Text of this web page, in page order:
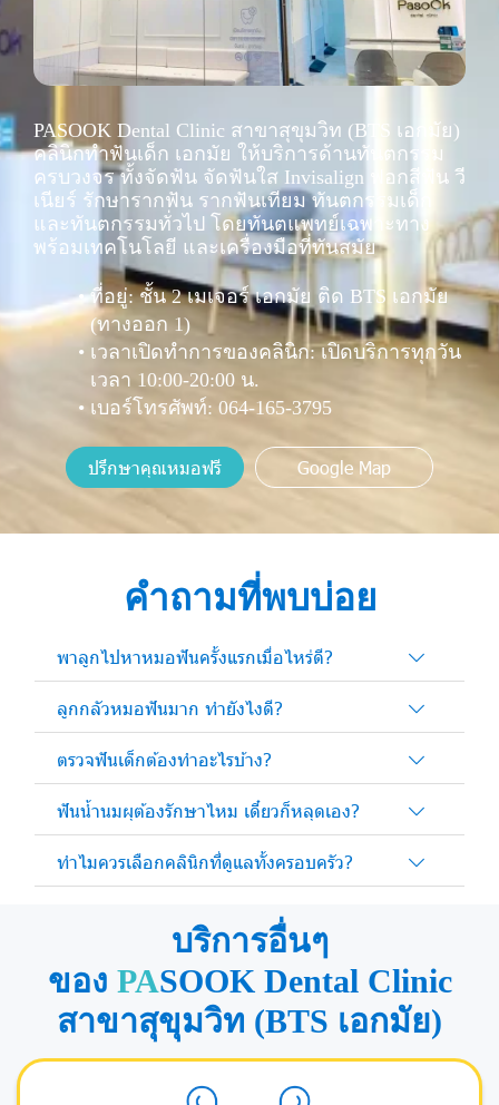
PASOOK Dental Clinic สาขาสุขุมวิท (BTS เอกมัย)
คลินิกทำฟันเด็ก เอกมัย ให้บริการด้านทันตกรรม
ครบวงจร ทั้งจัดฟัน จัดฟันใส Invisalign ฟอกสีฟัน วี
เนียร์ รักษารากฟัน รากฟันเทียม ทันตกรรมเด็ก
และทันตกรรมทั่วไป โดยทันตแพทย์เฉพาะทาง
พร้อมเทคโนโลยี และเครื่องมือที่ทันสมัย
ที่อยู่: ชั้น 2 เมเจอร์ เอกมัย ติด BTS เอกมัย
(ทางออก 1)
เวลาเปิดทำการของคลินิก: เปิดบริการทุกวัน
เวลา 10:00-20:00 น.
เบอร์โทรศัพท์: 064-165-3795
ปรึกษาคุณหมอฟรี Google Map
คำถามที่พบบ่อย
พาลูกไปหาหมอฟันครั้งแรกเมื่อไหร่ดี?
ลูกกลัวหมอฟันมาก ทำยังไงดี?
ตรวจฟันเด็กต้องทำอะไรบ้าง?
ฟันน้ำนมผุต้องรักษาไหม เดี๋ยวก็หลุดเอง?
ทำไมควรเลือกคลินิกที่ดูแลทั้งครอบครัว?
บริการอื่นๆ
ของ PASOOK Dental Clinic
สาขาสุขุมวิท (BTS เอกมัย)